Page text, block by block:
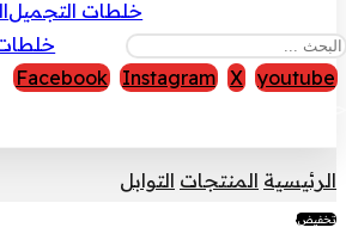
خلطات التجميل
Facebook Instagram X youtube
الرئيسية المنتجات التوابل
تخفيض!